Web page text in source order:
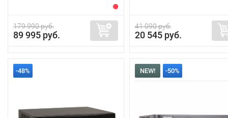
179 990 руб.
89 995 руб.
41 090 руб.
20 545 руб.
-48% NEW! -50%